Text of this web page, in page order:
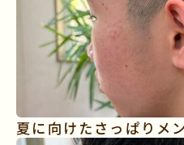
夏に向けたさっぱりメ